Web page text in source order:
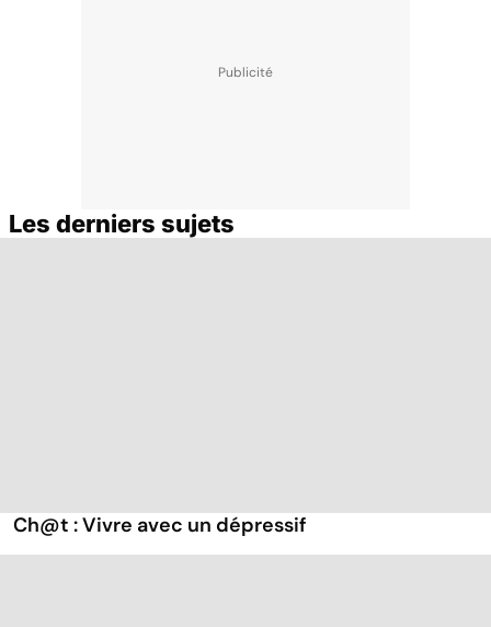
Les derniers sujets
Ch@t : Vivre avec un dépressif